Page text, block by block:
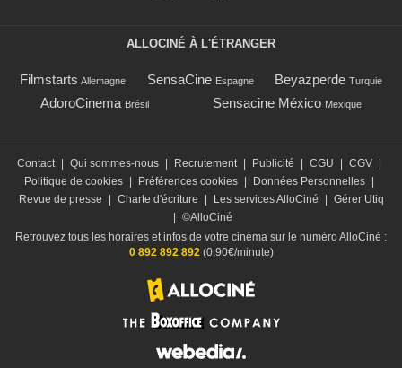
ALLOCINÉ À L'ÉTRANGER
Filmstarts Allemagne SensaCine Espagne Beyazperde Turquie
AdoroCinema Brésil Sensacine México Mexique
Contact Qui sommes-nous Recrutement Publicité CGU CGV
Politique de cookies
Préférences cookies Données Personnelles
Revue de presse
Charte d'écriture Les services AlloCiné
Gérer Utiq
©AlloCiné
Retrouvez tous les horaires et infos de votre cinéma sur le numéro AlloCiné :
0 892 892 892(0,90€/minute)